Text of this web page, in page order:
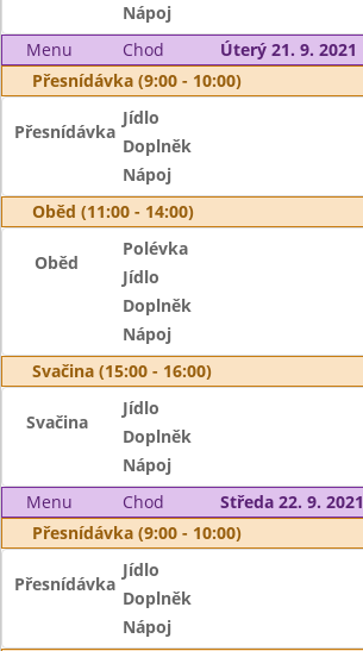
Nápoj
Menu
Chod
Úterý 21. 9. 2021
Přesnídávka (9:00 - 10:00)
Přesnídávka
Jídlo
Doplněk
Nápoj
Oběd (11:00 - 14:00)
Oběd
Polévka
Jídlo
Doplněk
Nápoj
Svačina (15:00 - 16:00)
Svačina
Jídlo
Doplněk
Nápoj
Menu
Chod
Středa 22. 9. 2021
Přesnídávka (9:00 - 10:00)
Přesnídávka
Jídlo
Doplněk
Nápoj